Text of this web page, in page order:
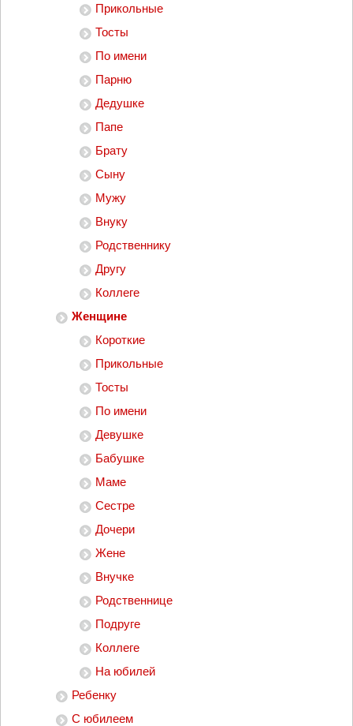
Прикольные
Тосты
По имени
Парню
Дедушке
Папе
Брату
Сыну
Мужу
Внуку
Родственнику
Другу
Коллеге
Женщине
Короткие
Прикольные
Тосты
По имени
Девушке
Бабушке
Маме
Сестре
Дочери
Жене
Внучке
Родственнице
Подруге
Коллеге
На юбилей
Ребенку
С юбилеем